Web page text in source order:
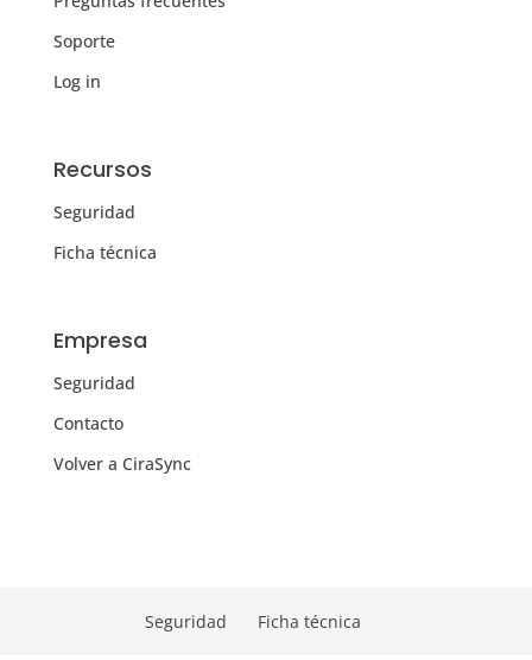
Soporte
Log in
Recursos
Seguridad
Ficha técnica
Empresa
Seguridad
Contacto
Volver a CiraSync
Seguridad Ficha técnica